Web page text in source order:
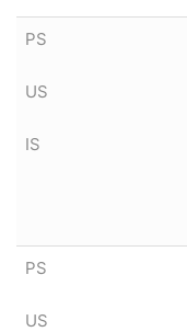
PS
US
IS
PS
US